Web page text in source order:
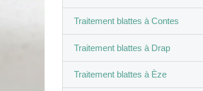
Traitement blattes à Contes
Traitement blattes à Drap
Traitement blattes à Èze